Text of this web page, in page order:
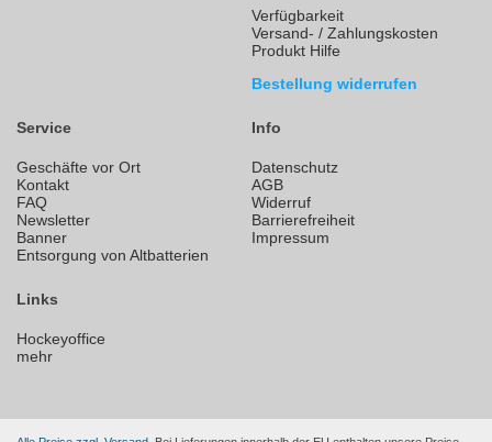
Verfügbarkeit
Versand- / Zahlungskosten
Produkt Hilfe
Bestellung widerrufen
Service
Geschäfte vor Ort
Kontakt
FAQ
Newsletter
Banner
Entsorgung von Altbatterien
Info
Datenschutz
AGB
Widerruf
Barrierefreiheit
Impressum
Links
Hockeyoffice
mehr